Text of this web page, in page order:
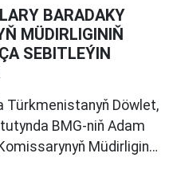
BARADAKY
MÜDIRLIGINIŇ
SEBITLEÝIN
Türkmenistanyň Döwlet,
BMG-niň Adam
Müdirligin…